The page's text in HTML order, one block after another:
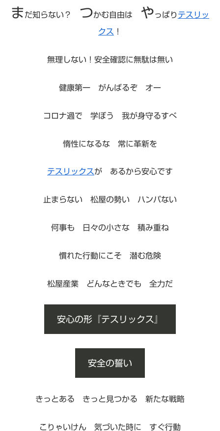
まだ知らない？ つかむ自由は やっぱり テスリッ
クス ！
無理しない！安全確認に無駄は無い
健康第一 がんばるぞ オー
コロナ過で 学ぼう 我が身守るすべ
惰性になるな 常に革新を
テスリックスが あるから安心です
止まらない 松屋の勢い ハンパない
何事も 日々の小さな 積み重ね
慣れた行動にこそ 潜む危険
松屋産業 どんなときでも 全力だ
安心の形『テスリックス』
安全の誓い
きっとある きっと見つかる 新たな戦略
こりゃいけん 気づいた時に すぐ行動